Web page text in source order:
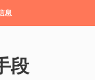
息
段